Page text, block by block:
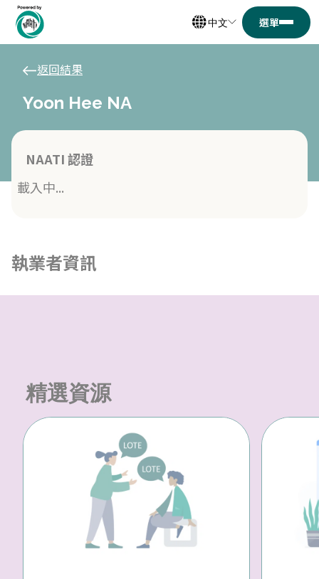
中文
返回結果
Yoon Hee NA
NAATI 認證
載入中...
執業者資訊
精選資源